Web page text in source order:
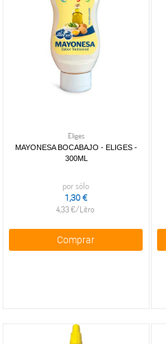
Eliges
MAYONESA BOCABAJO - ELIGES -
300ML
por sólo
1,30 €
4,33 €/Litro
Comprar